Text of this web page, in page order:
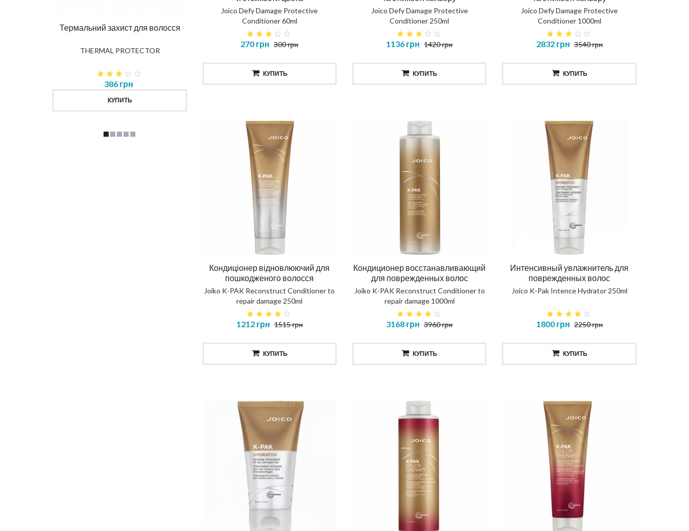
Термальний захист для волосся
THERMAL PROTECTOR
386 грн
КУПИТЬ
DIAGNOSTIC TOTAL REPAIR MASK
414 грн
DIAGNOSTIC TOTAL REPAIR
SHAMPOO
435 грн
CURLY WATER
Joico Defy Damage Protective
Conditioner 60ml
270 грн 300 грн
КУПИТЬ
Joico Defy Damage Protective
Conditioner 250ml
1136 грн 1420 грн
КУПИТЬ
Joico Defy Damage Protective
Conditioner 1000ml
2832 грн 3540 грн
КУПИТЬ
Кондиціонер відновлюючий для
пошкодженого волосся
Joiko K-PAK Reconstruct Conditioner to
repair damage 250ml
1212 грн 1515 грн
КУПИТЬ
Кондиционер восстанавливающий
для поврежденных волос
Joiko K-PAK Reconstruct Conditioner to
repair damage 1000ml
3168 грн 3960 грн
КУПИТЬ
Интенсивный увлажнитель для
поврежденных волос
Joico K-Pak Intence Hydrator 250ml
1800 грн 2250 грн
КУПИТЬ